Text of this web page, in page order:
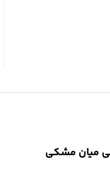
میان مشکی